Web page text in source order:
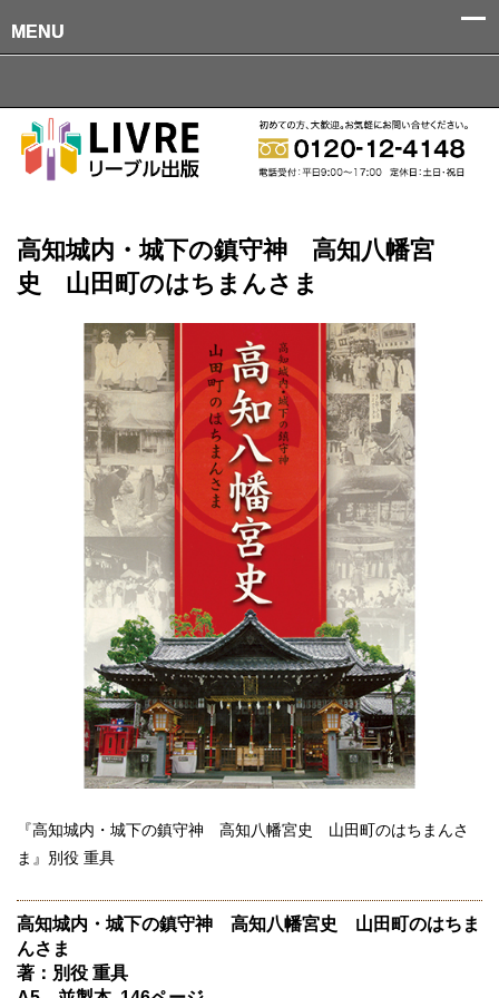
MENU
MENU
高知城内・城下の鎮守神 高知八幡宮
史 山田町のはちまんさま
『高知城内・城下の鎮守神 高知八幡宮史 山田町のはちまんさ
ま』別役 重具
高知城内・城下の鎮守神 高知八幡宮史 山田町のはちま
んさま
著：別役 重具